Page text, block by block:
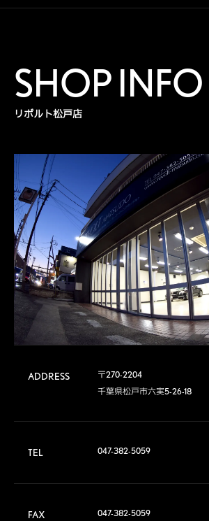
SHOP INFO
リボルト松戸店
ADDRESS
〒270-2204
千葉県松戸市六実5-26-18
TEL 047-382-5059
FAX 047-382-5059